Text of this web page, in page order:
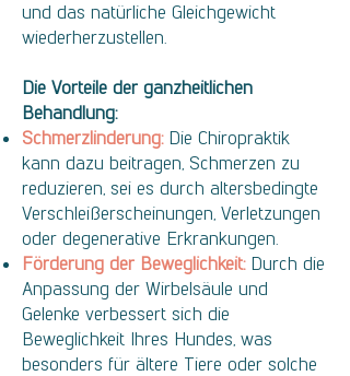
und das natürliche Gleichgewicht
wiederherzustellen.
Die Vorteile der ganzheitlichen
Behandlung:
Schmerzlinderung:Die Chiropraktik
kann dazu beitragen, Schmerzen zu
reduzieren, sei es durch altersbedingte
Verschleißerscheinungen, Verletzungen
oder degenerative Erkrankungen.
Förderung der Beweglichkeit:Durch die
Anpassung der Wirbelsäule und
Gelenke verbessert sich die
Beweglichkeit Ihres Hundes, was
besonders für ältere Tiere oder solche